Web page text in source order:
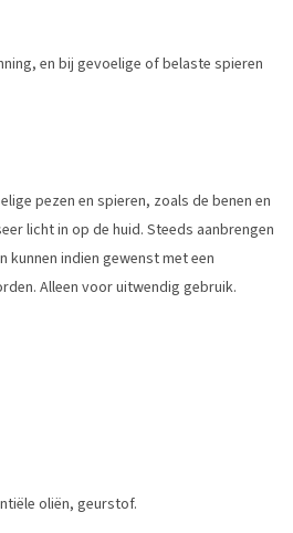
en bij gevoelige of belaste spieren
pezen en spieren, zoals de benen en
licht in op de huid. Steeds aanbrengen
kunnen indien gewenst met een
Alleen voor uitwendig gebruik.
oliën, geurstof.